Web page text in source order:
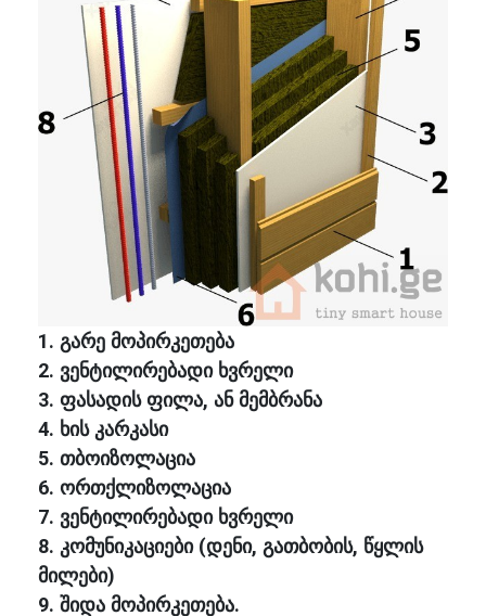
1. გარე მოპირკეთება
2. ვენტილირებადი ხვრელი
3. ფასადის ფილა, ან მემბრანა
4. ხის კარკასი
5. თბოიზოლაცია
6. ორთქლიზოლაცია
7. ვენტილირებადი ხვრელი
8. კომუნიკაციები (დენი, გათბობის, წყლის
მილები)
9. შიდა მოპირკეთება.